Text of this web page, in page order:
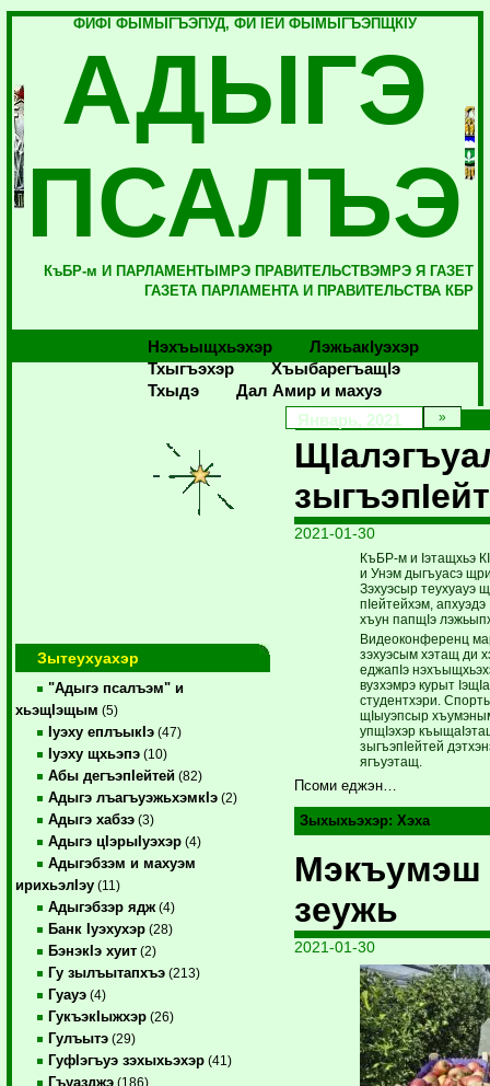
ФИФI ФЫМЫГЪЭПУД, ФИ IЕЙ ФЫМЫГЪЭПЩКIУ
АДЫГЭ
ПСАЛЪЭ
КъБР-м И ПАРЛАМЕНТЫМРЭ ПРАВИТЕЛЬСТВЭМРЭ Я ГАЗЕТ
ГАЗЕТА ПАРЛАМЕНТА И ПРАВИТЕЛЬСТВА КБР
Нэхъыщхьэхэр
Лэжьакlуэхэр
Тхыгъэхэр
Хъыбарегъащlэ
Тхыдэ
Дал Амир и махуэ
Зытеухуахэр
"Адыгэ псалъэм" и
хьэщIэщым (5)
Iуэху еплъыкIэ (47)
Iуэху щхьэпэ (10)
Абы дегъэпIейтей (82)
Адыгэ лъагъуэжьхэмкIэ (2)
Адыгэ хабзэ (3)
Адыгэ цIэрыIуэхэр (4)
Адыгэбзэм и махуэм
ирихьэлIэу (11)
Адыгэбзэр ядж (4)
Банк Iуэхухэр (28)
БэнэкIэ хуит (2)
Гу зылъытапхъэ (213)
Гуауэ (4)
ГукъэкIыжхэр (26)
Гулъытэ (29)
ГуфIэгъуэ зэхыхьэхэр (41)
Гъуазджэ (186)
Январь, 2021
2021-01-30
КъБР-м и Iэтащхьэ
и Унэм дыгъуасэ
Зэхуэсыр теухуауэ
пIей­тейхэм, апхуэдэ
хъун папщIэ
Видеоконференц
зэхуэсым хэтащ ди
еджапIэ
вуз­хэмрэ курыт
студентхэри.
щIыуэпсыр
упщIэхэр
зыгъэпIейтей
ягъуэтащ.
Псоми еджэн…
Зыхыхьэхэр: Хэха
Мэкъумэш
зеужь
2021-01-30